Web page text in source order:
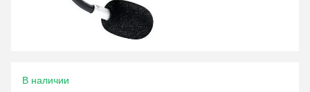
В наличии